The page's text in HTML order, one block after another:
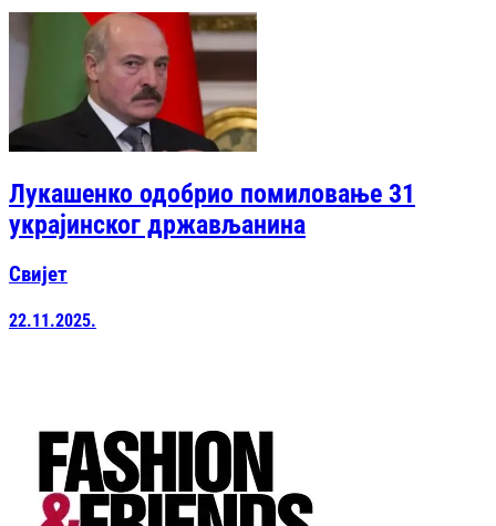
Лукашенко одобрио помиловање 31
украјинског држављанина
Свијет
22.11.2025.